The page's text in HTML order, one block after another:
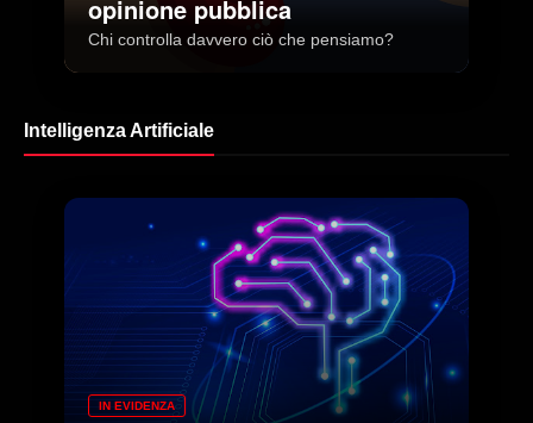
opinione pubblica
Chi controlla davvero ciò che pensiamo?
Intelligenza Artificiale
IN EVIDENZA